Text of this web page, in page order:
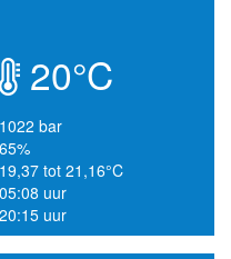
20°C
1022 bar
65%
19,37 tot 21,16°C
05:08 uur
20:15 uur